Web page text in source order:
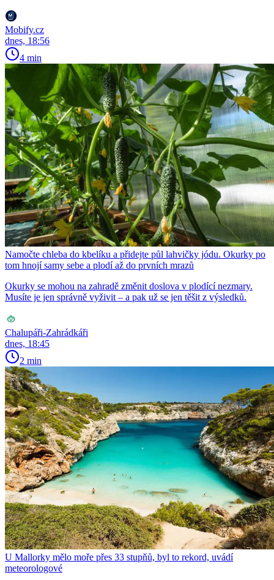
Mobify.cz
dnes, 18:56
4 min
Namočte chleba do kbelíku a přidejte půl lahvičky jódu. Okurky po
tom hnojí samy sebe a plodí až do prvních mrazů
Okurky se mohou na zahradě změnit doslova v plodící nezmary.
Musíte je jen správně vyživit – a pak už se jen těšit z výsledků.
Chalupáři-Zahrádkáři
dnes, 18:45
2 min
U Mallorky mělo moře přes 33 stupňů, byl to rekord, uvádí
meteorologové